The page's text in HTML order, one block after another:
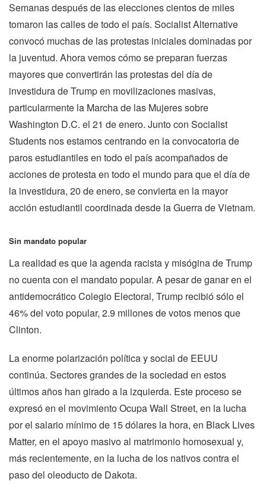
Semanas después de las elecciones cientos de miles
tomaron las calles de todo el país. Socialist Alternative
convocó muchas de las protestas iniciales dominadas por
la juventud. Ahora vemos cómo se preparan fuerzas
mayores que convertirán las protestas del día de
investidura de Trump en movilizaciones masivas,
particularmente la Marcha de las Mujeres sobre
Washington D.C. el 21 de enero. Junto con Socialist
Students nos estamos centrando en la convocatoria de
paros estudiantiles en todo el país acompañados de
acciones de protesta en todo el mundo para que el día de
la investidura, 20 de enero, se convierta en la mayor
acción estudiantil coordinada desde la Guerra de Vietnam.
Sin mandato popular
La realidad es que la agenda racista y misógina de Trump
no cuenta con el mandato popular. A pesar de ganar en el
antidemocrático Colegio Electoral, Trump recibió sólo el
46% del voto popular, 2.9 millones de votos menos que
Clinton.
La enorme polarización política y social de EEUU
continúa. Sectores grandes de la sociedad en estos
últimos años han girado a la izquierda. Este proceso se
expresó en el movimiento Ocupa Wall Street, en la lucha
por el salario mínimo de 15 dólares la hora, en Black Lives
Matter, en el apoyo masivo al matrimonio homosexual y,
más recientemente, en la lucha de los nativos contra el
paso del oleoducto de Dakota.